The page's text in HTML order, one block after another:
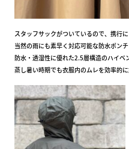
スタッフサックがついているので、携行
当然の雨にも素早く対応可能な防水ポンチ
防水・透湿性に優れた2.5層構造のハイベ
蒸し暑い時期でも衣服内のムレを効率的